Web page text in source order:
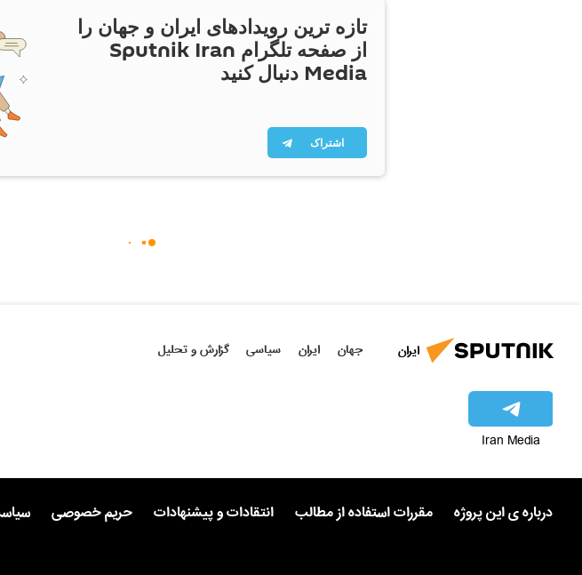
تازه ترین رویدادهای ایران و جهان را
از صفحه تلگرام Sputnik Iran
Media دنبال کنید
اشتراک
ایران جهان ایران سیاسی گزارش و تحلیل
Iran Media
درباره ی این پروژه مقررات استفاده از مطالب انتقادات و پیشنهادات حریم خصوصی